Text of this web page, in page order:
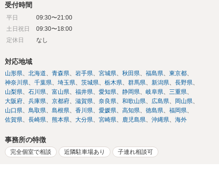
受付時間
平日
09:30〜21:00
土日祝日
09:30〜18:00
定休日
なし
対応地域
山形県 北海道 青森県 岩手県 宮城県 秋田県 福島県
東京都
神奈川県
千葉県 埼玉県 茨城県 栃木県 群馬県 新潟県
長野県
山梨県
石川県 富山県 福井県 愛知県 静岡県 岐阜県
三重県
大阪府
兵庫県 京都府 滋賀県 奈良県 和歌山県 広島県
岡山県
山口県
鳥取県 島根県 香川県 愛媛県 高知県 徳島県
福岡県
佐賀県
長崎県 熊本県 大分県 宮崎県 鹿児島県 沖縄県 海外
事務所の特徴
完全個室で相談 近隣駐車場あり 子連れ相談可